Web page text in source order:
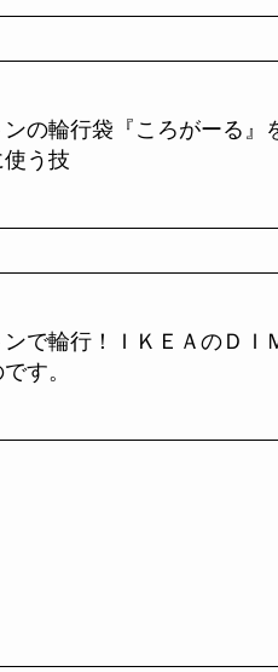
の輪行袋『ころがーる』
う技
で輪行！ＩＫＥＡのＤ
す。